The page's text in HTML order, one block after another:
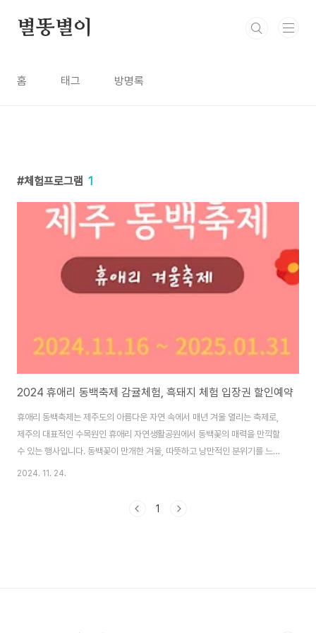
별똥별이
홈 태그 방명록
체험프로그램 1
2024 휴애리 동백축제 감귤체험, 흑돼지 체험 입장권 할인예약
휴애리 동백축제는 제주도의 아름다운 자연 속에서 매년 겨울 열리는 축제로,
제주의 대표적인 수목원인 휴애리 자연생활공원에서 동백꽃의 매력을 만끽할
수 있는 행사입니다. 동백꽃이 만개한 겨울, 따뜻하고 낭만적인 분위기를 느낄
수 있어 가족, 연인, 친구들과 함께 즐기기에 좋은 축제입니다. 2024 휴애리
생활공원 공원 내축제 기간 : 2024년 11월 16일 토요일 ~ 2025년 1월 31일
2024. 11. 24.
1